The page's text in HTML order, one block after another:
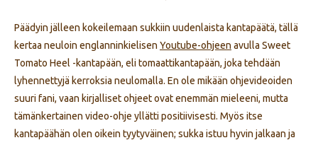
Päädyin jälleen kokeilemaan sukkiin uudenlaista kantapäätä, tällä
kertaa neuloin englanninkielisen Youtube-ohjeen avulla Sweet
Tomato Heel -kantapään, eli tomaattikantapään, joka tehdään
lyhennettyjä kerroksia neulomalla. En ole mikään ohjevideoiden
suuri fani, vaan kirjalliset ohjeet ovat enemmän mieleeni, mutta
tämänkertainen video-ohje yllätti positiivisesti. Myös itse
kantapäähän olen oikein tyytyväinen; sukka istuu hyvin jalkaan ja